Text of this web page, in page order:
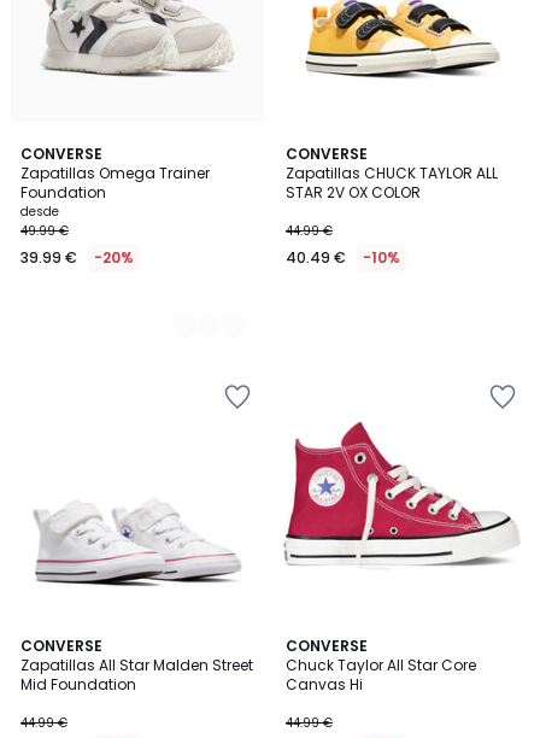
CONVERSE
Zapatillas Omega Trainer
Foundation
desde
49.99 €
39.99 € -20%
2
Colores
CONVERSE
Zapatillas CHUCK TAYLOR ALL
STAR 2V OX COLOR
44.99 €
40.49 € -10%
CONVERSE
Zapatillas All Star Malden Street
Mid Foundation
44.99 €
5
/
5
CONVERSE
Chuck Taylor All Star Core
Canvas Hi
44.99 €
5
/
5